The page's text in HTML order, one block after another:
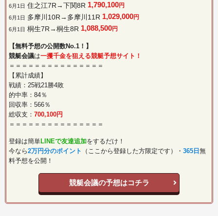
6月1日 住之江7R→下関8R 1,790,100円
6月1日 多摩川10R→多摩川11R 1,029,000円
6月1日 桐生7R→桐生8R 1,088,500円
【無料予想の公開数No.1！】
競艇会議は一攫千金を狙える競艇予想サイト！
＝＝＝＝＝＝＝＝＝＝＝＝＝＝＝
【累計成績】
戦績：25戦21勝4敗
的中率：84％
回収率：566％
総収支： 700,100円
＝＝＝＝＝＝＝＝＝＝＝＝＝＝＝
登録は簡単LINEで友達追加をするだけ！
今なら2万円分のポイント （ここから登録した方限定です）・ 365日 無
料予想を公開！
競艇会議の予想はコチラ